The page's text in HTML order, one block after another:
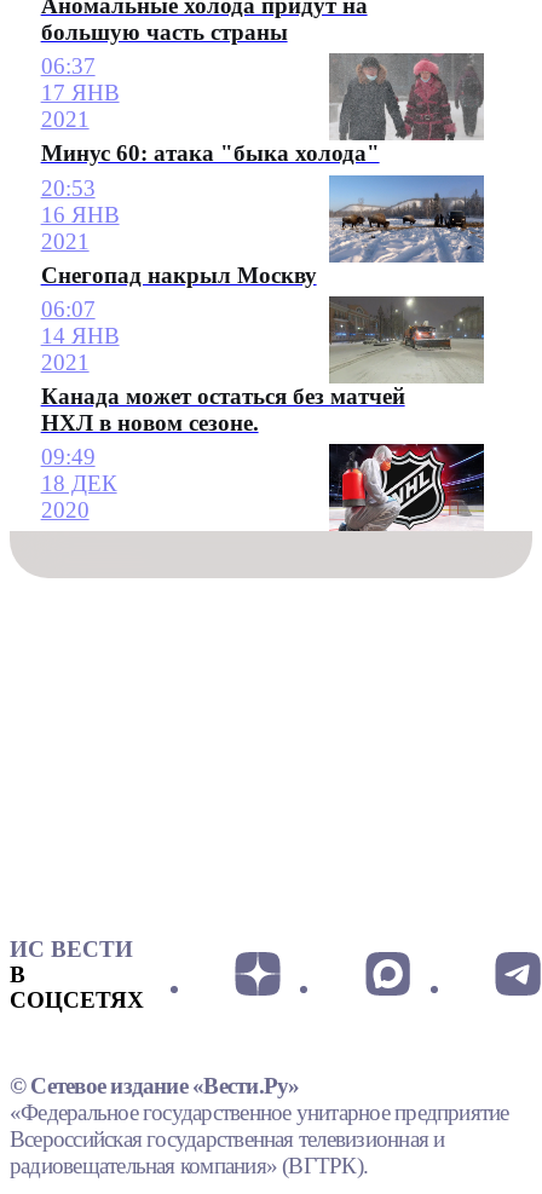
Аномальные холода придут на
большую часть страны
06:37
17 ЯНВ
2021
Минус 60: атака "быка холода"
20:53
16 ЯНВ
2021
Снегопад накрыл Москву
06:07
14 ЯНВ
2021
Канада может остаться без матчей
НХЛ в новом сезоне.
09:49
18 ДЕК
2020
ИС ВЕСТИ
В
СОЦСЕТЯХ
© Сетевое издание «Вести.Ру»
«Федеральное государственное унитарное предприятие
Всероссийская государственная телевизионная и
радиовещательная компания» (ВГТРК).